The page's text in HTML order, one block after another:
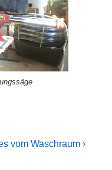
vom Waschraum ›